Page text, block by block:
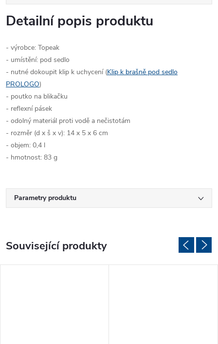
Detailní popis produktu
- výrobce: Topeak
- umístění: pod sedlo
- nutné dokoupit klip k uchycení (Klip k brašně pod sedlo
PROLOGO)
- poutko na blikačku
- reflexní pásek
- odolný materiál proti vodě a nečistotám
- rozměr (d x š x v): 14 x 5 x 6 cm
- objem: 0,4 l
- hmotnost: 83 g
Parametry produktu
Související produkty